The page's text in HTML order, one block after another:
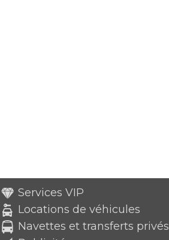
Services VIP
Locations de véhicules
Navettes et transferts privés